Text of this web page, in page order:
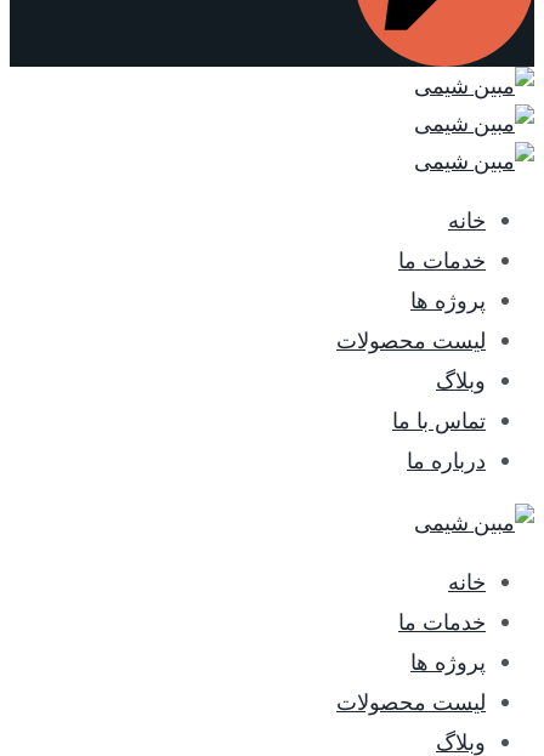
خانه
خدمات ما
پروژه ها
لیست محصولات
وبلاگ
تماس با ما
درباره ما
خانه
خدمات ما
پروژه ها
لیست محصولات
وبلاگ